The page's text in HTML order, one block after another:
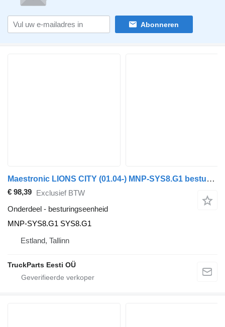
Abonneren
Maestronic LIONS CITY (01.04-) MNP-SYS8.G1 besturingseenheid voor MAN bus
€ 98,39 Exclusief BTW
Onderdeel - besturingseenheid
MNP-SYS8.G1 SYS8.G1
Estland, Tallinn
TruckParts Eesti OÜ